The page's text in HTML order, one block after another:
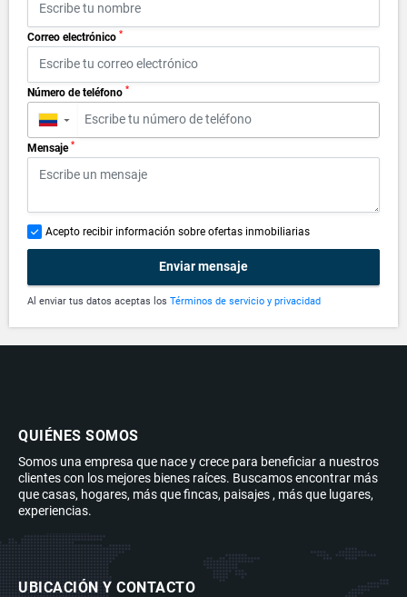
Correo electrónico *
Número de teléfono *
▼
Mensaje *
Acepto recibir información sobre ofertas inmobiliarias
Enviar mensaje
Al enviar tus datos aceptas los Términos de servicio y privacidad
QUIÉNES SOMOS
Somos una empresa que nace y crece para beneficiar a nuestros
clientes con los mejores bienes raíces. Buscamos encontrar más
que casas, hogares, más que fincas, paisajes , más que lugares,
experiencias.
UBICACIÓN Y CONTACTO